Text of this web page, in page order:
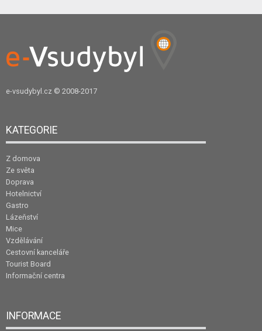
e-vsudybyl.cz © 2008-2017
KATEGORIE
Z domova
Ze světa
Doprava
Hotelnictví
Gastro
Lázeňství
Mice
Vzdělávání
Cestovní kanceláře
Tourist Board
Informační centra
INFORMACE